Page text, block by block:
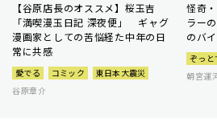
【谷原店長のオススメ】桜玉吉
「満喫漫玉日記 深夜便」 ギャグ
漫画家としての苦悩経た中年の日
常に共感
愛でる コミック
東日本大震災
谷原章介
怪奇
ラー
のバ
ぞっと
朝宮運